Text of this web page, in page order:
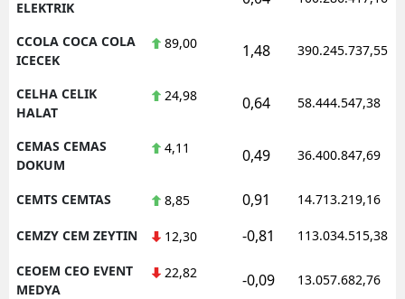
ELEKTRIK
CCOLA COCA COLA
ICECEK
89,00 1,48 390.245.737,55
CELHA CELIK
HALAT
24,98 0,64 58.444.547,38
CEMAS CEMAS
DOKUM
4,11 0,49 36.400.847,69
CEMTS CEMTAS 8,85 0,91 14.713.219,16
CEMZY CEM ZEYTIN 12,30 -0,81 113.034.515,38
CEOEM CEO EVENT
MEDYA
22,82 -0,09 13.057.682,76